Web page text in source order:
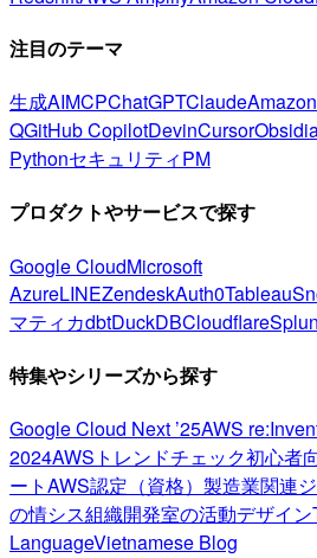
注目のテーマ
生成AIMCPChatGPTClaude
QGitHub CopilotDevinCursor
PythonセキュリティPM
プロダクトやサービスで探す
Google CloudMicrosoft
AzureLINEZendeskAuth0Tableau
マティカdbtDuckDBCloudflare
特集やシリーズから探す
Google Cloud Next ’25AWS
2024AWSトレンドチェック初心者
ートAWS認定（資格） 製造業関連
の情シス組織開発室の活動デザイン
LanguageVietnamese Blog